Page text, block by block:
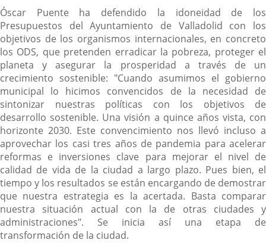
Óscar Puente ha defendido la idoneidad de los
Presupuestos del Ayuntamiento de Valladolid con los
objetivos de los organismos internacionales, en concreto
los ODS, que pretenden erradicar la pobreza, proteger el
planeta y asegurar la prosperidad a través de un
crecimiento sostenible: "Cuando asumimos el gobierno
municipal lo hicimos convencidos de la necesidad de
sintonizar nuestras políticas con los objetivos de
desarrollo sostenible. Una visión a quince años vista, con
horizonte 2030. Este convencimiento nos llevó incluso a
aprovechar los casi tres años de pandemia para acelerar
reformas e inversiones clave para mejorar el nivel de
calidad de vida de la ciudad a largo plazo. Pues bien, el
tiempo y los resultados se están encargando de demostrar
que nuestra estrategia es la acertada. Basta comparar
nuestra situación actual con la de otras ciudades y
administraciones". Se inicia así una etapa de
transformación de la ciudad.